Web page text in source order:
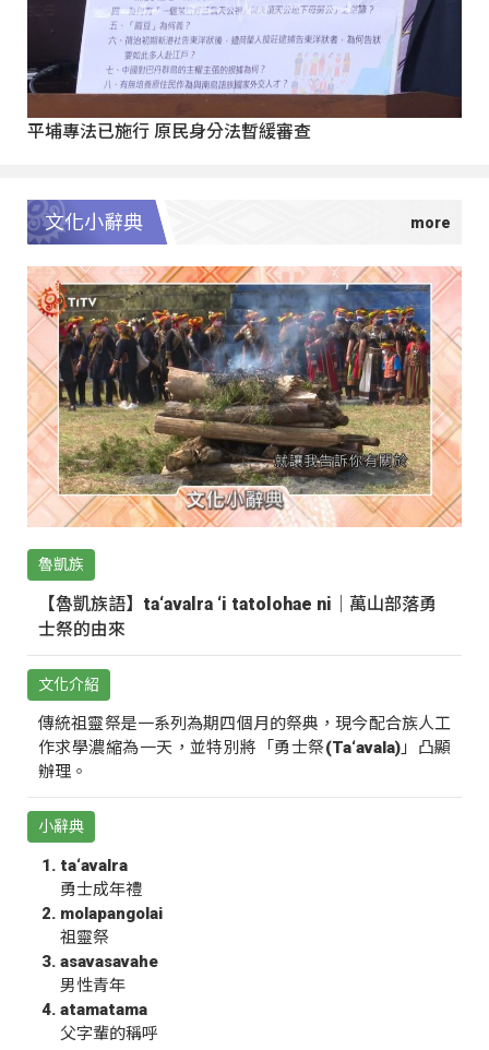
平埔專法已施行 原民身分法暫緩審查
文化小辭典
魯凱族
【魯凱族語】ta‘avalra ‘i tatolohae ni｜萬山部落勇
士祭的由來
文化介紹
傳統祖靈祭是一系列為期四個月的祭典，現今配合族人工
作求學濃縮為一天，並特別將「勇士祭(Ta‘avala)」凸顯
辦理。
小辭典
ta‘avalra
勇士成年禮
molapangolai
祖靈祭
asavasavahe
男性青年
atamatama
父字輩的稱呼